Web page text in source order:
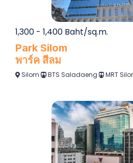
1,300 - 1,400 Baht/sq.m.
Park Silom
พาร์ค สีลม
Silom BTS Saladaeng MRT